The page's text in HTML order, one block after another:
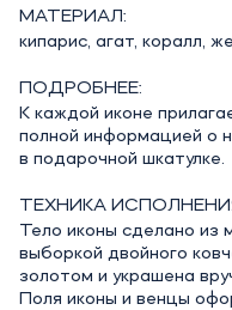
МАТЕРИАЛ:
кипарис, агат, коралл,
ПОДРОБНЕЕ:
К каждой иконе
полной информацией о
в подарочной шкатулке.
ТЕХНИКА
Тело иконы сделано из
выборкой двойного
золотом и украшена
Поля иконы и венцы